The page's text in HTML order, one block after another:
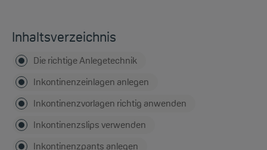
Inhaltsverzeichnis
Die richtige Anlegetechnik
Inkontinenzeinlagen anlegen
Inkontinenzvorlagen richtig anwenden
Inkontinenzslips verwenden
Inkontinenzpants anlegen